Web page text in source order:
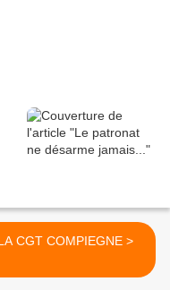
LA CGT COMPIEGNE >